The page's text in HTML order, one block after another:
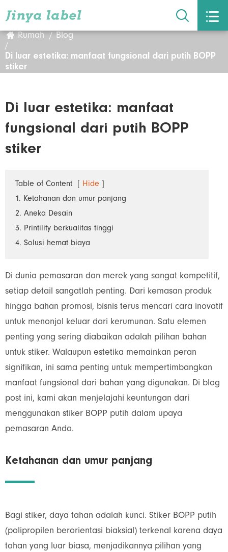
 
Rumah Blog
Di luar estetika: manfaat fungsional dari putih BOPP
stiker
Di luar estetika: manfaat
fungsional dari putih BOPP
stiker
Table of Content Hide
1. Ketahanan dan umur panjang
2. Aneka Desain
3. Printility berkualitas tinggi
4. Solusi hemat biaya
Di dunia pemasaran dan merek yang sangat kompetitif,
setiap detail sangatlah penting. Dari kemasan produk
hingga bahan promosi, bisnis terus mencari cara inovatif
untuk menonjol keluar dari kerumunan. Satu elemen
penting yang sering diabaikan adalah pilihan bahan
untuk stiker. Walaupun estetika memainkan peran
signifikan, ini sama penting untuk mempertimbangkan
manfaat fungsional dari bahan yang digunakan. Di blog
post ini, kami akan menjelajahi keuntungan dari
menggunakan stiker BOPP putih dalam upaya
pemasaran Anda.
Ketahanan dan umur panjang
Bagi stiker, daya tahan adalah kunci. Stiker BOPP putih
(polipropilen berorientasi biaksial) terkenal karena daya
tahan yang luar biasa, menjadikannya pilihan yang